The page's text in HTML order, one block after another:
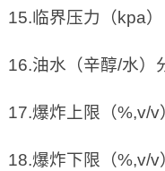
15.临界压力（kpa
16.油水（辛醇/水）
17.爆炸上限（%,v/v
18.爆炸下限（%,v/v